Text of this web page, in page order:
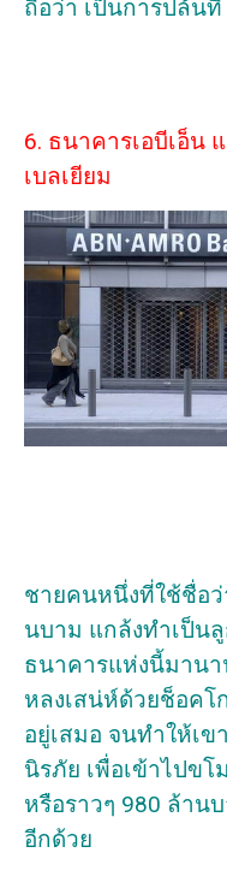
ถือว่า เป็นการปล้นที่
6. ธนาคารเอบีเอ็น
เบลเยียม
ชายคนหนึ่งที่ใช้ชื่อว่
นบาม แกล้งทำเป็น
ธนาคารแห่งนี้มาน
หลงเสน่ห์ด้วยช็อคโ
อยู่เสมอ จนทำให้เ
นิรภัย เพื่อเข้าไปข
หรือราวๆ 980 ล้าน
อีกด้วย